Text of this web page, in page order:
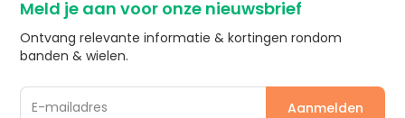
Meld je aan voor onze nieuwsbrief
Ontvang relevante informatie & kortingen rondom
banden & wielen.